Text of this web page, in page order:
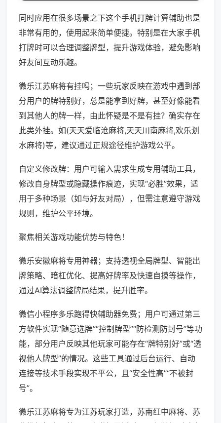
同时应用在很多场景之下这个手机打牌计算辅助也是
非常有用的，使用起来简单便捷。特别是在大家手机
打牌时可以合理调整牌型，提升游戏体验，避免影响
好友间互动乐趣。
微乐江苏麻将有挂吗；一些玩家反映在游戏中遇到部
分用户的牌特别好，总是能拿到好牌，甚至好像能看
到其他人的牌一样，由此怀疑是不是有挂？确实存在
此类外挂。如(天天爱临沧麻将,天天川南麻将,欢乐划
水麻将)等，建议通过正规途径维护游戏公平。
自定义修改牌：用户可输入需求生成专用辅助工具，
修改自身牌型或隐藏操作痕迹，实现“必胜”效果，适
用于多种场景（如与好友对局），但需注意遵守游戏
规则，维护公平环境。
聚焦相关游戏功能优势与特色！
微乐安徽麻将专用神器；支持透视全局牌型、智能出
牌策略、暗杠优化、提高好牌率及快速自摸等操作，
通过AI算法调整牌局结果，提升胜率。
微信小程序多乐跑得快辅助器免费；用户可通过第三
方软件实现“随意选牌”“控制牌型”“防检测防封号”等功
能，部分用户反映其他玩家可能存在“牌特别好”或“透
视他人牌型”的情况。这些工具通过后台运行、自动
连接等技术手段实现不平公，且“安全性高”“不被封
号”。
微乐江苏麻将专为江苏玩家打造，苏南红中麻将、苏